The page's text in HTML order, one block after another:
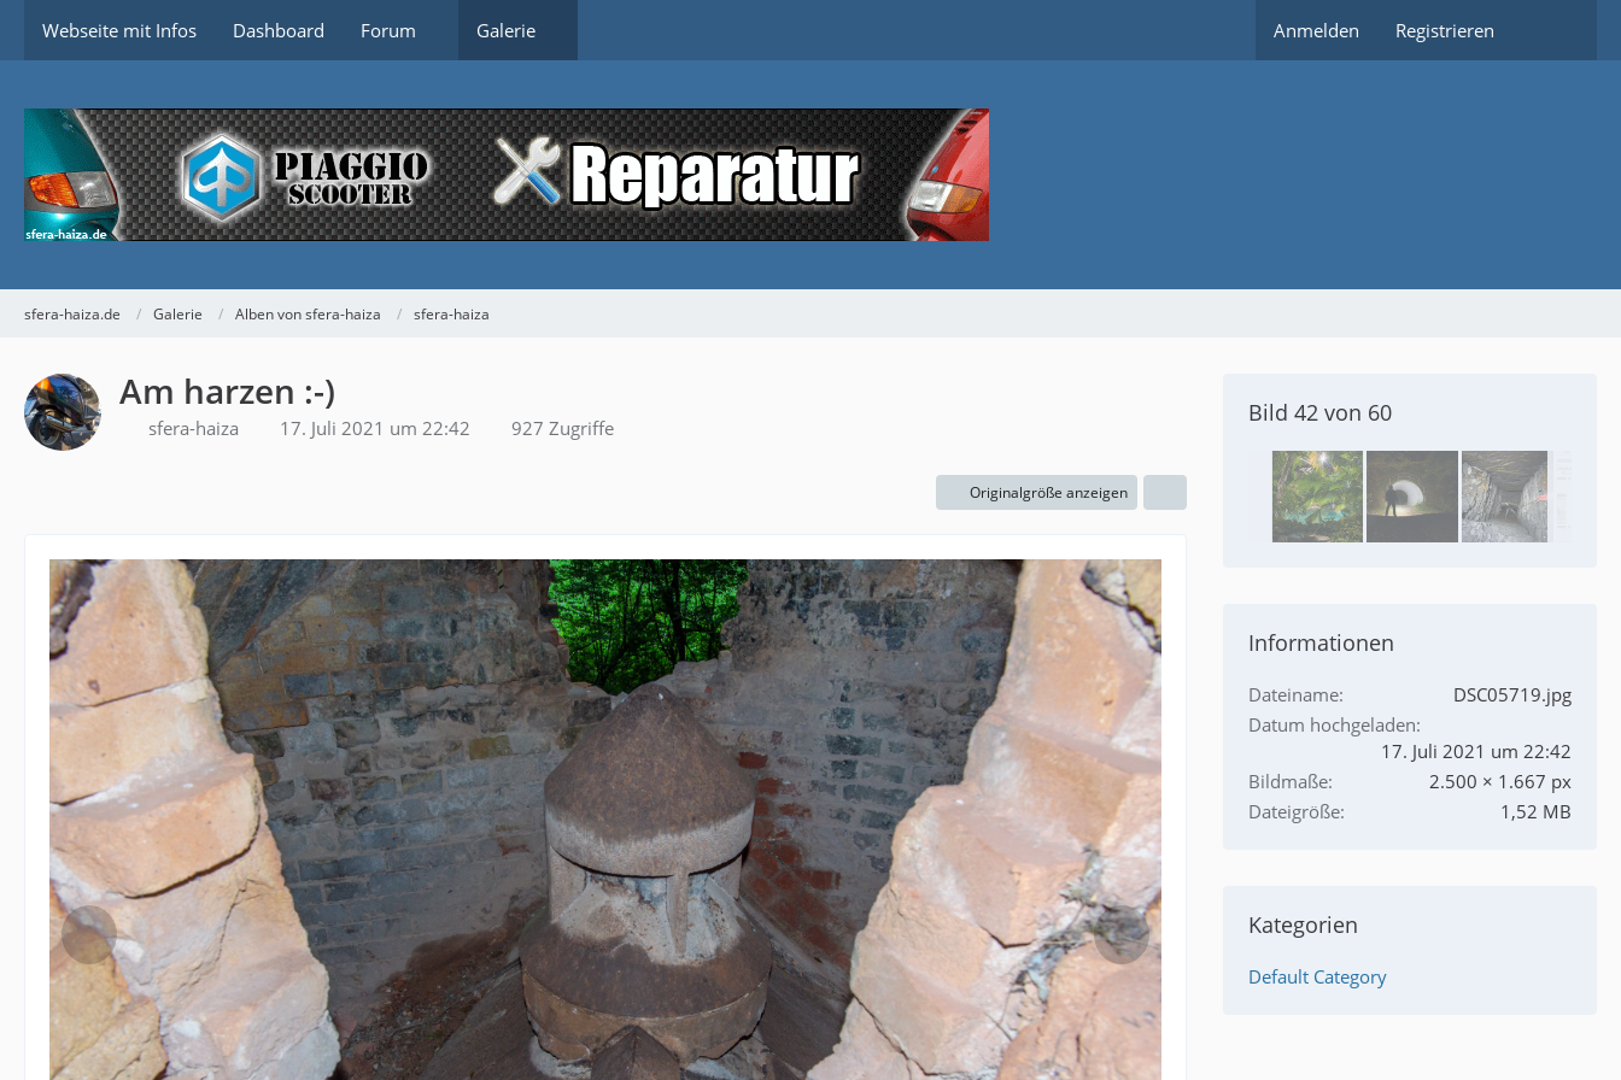
Webseite mit Infos Dashboard Forum Galerie Anmelden Registrieren
sfera-haiza.de Galerie Alben von sfera-haiza sfera-haiza
Am harzen :-)
sfera-haiza 17. Juli 2021 um 22:42 927 Zugriffe
Originalgröße anzeigen
Bild 42 von 60
Informationen
Dateiname
DSC05719.jpg
Datum hochgeladen
17. Juli 2021 um 22:42
Bildmaße
2.500 × 1.667 px
Dateigröße
1,52 MB
Kategorien
Default Category